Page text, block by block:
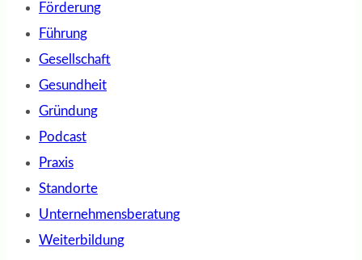
Förderung
Führung
Gesellschaft
Gesundheit
Gründung
Podcast
Praxis
Standorte
Unternehmensberatung
Weiterbildung